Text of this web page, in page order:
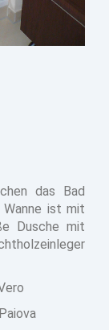
das Bad
ist mit
Dusche mit